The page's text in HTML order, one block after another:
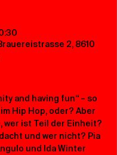
2, 8610
and having fun“ – so
Hip Hop, oder? Aber
wer ist Teil der Einheit?
und wer nicht? Pia
und Ida Winter